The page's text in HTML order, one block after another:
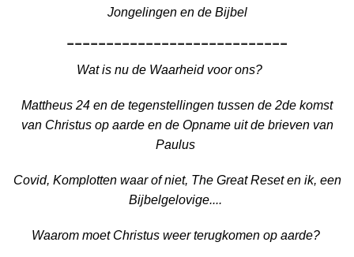
Jongelingen en de Bijbel
----------------------------
Wat is nu de Waarheid voor ons?
Mattheus 24 en de tegenstellingen tussen de 2de komst
van Christus op aarde en de Opname uit de brieven van
Paulus
Covid, Komplotten waar of niet, The Great Reset en ik, een
Bijbelgelovige....
Waarom moet Christus weer terugkomen op aarde?